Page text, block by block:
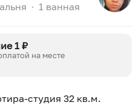
∙ 1 ванная
1 ₽
на месте
студия 32 кв.м.